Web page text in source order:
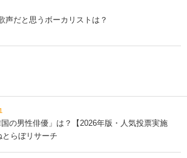
声だと思うボーカリストは？
の男性俳優」は？【2026年版・人気投票実施
らぼリサーチ